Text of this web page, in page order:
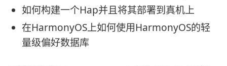
如何构建一个Hap并且将其部署到真机上
在HarmonyOS上如何使用HarmonyOS的轻
量级偏好数据库